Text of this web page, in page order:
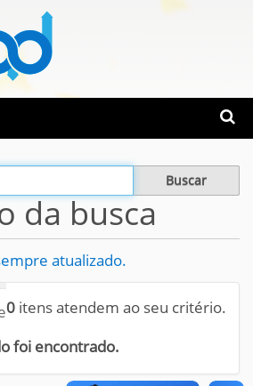
Busca
Filtrar os resultados
da busca
atualizado.
0 itens atendem ao seu critério.
data (mais recente
foi encontrado.